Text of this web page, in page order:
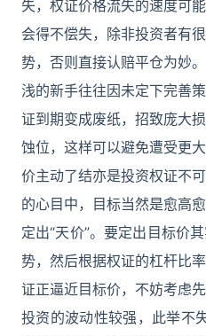
失，权证价格流失的速度可
会得不偿失，除非投资者有
势，否则直接认赔平仓为妙
浅的新手往往因未定下完善
证到期变成废纸，招致庞大
蚀位，这样可以避免遭受更
价主动了结亦是投资权证不
的心目中，目标当然是愈高
定出“天价”。要定出目标价
势，然后根据权证的杠杆比
证正逼近目标价，不妨考虑
投资的波动性较强，此举不